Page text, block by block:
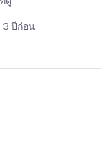
3 ปีก่อน